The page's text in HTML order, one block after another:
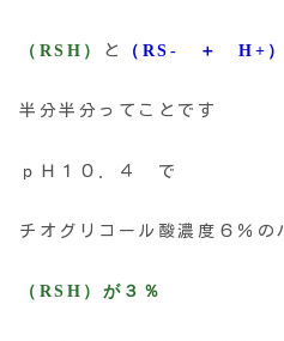
（RSH） と （RS- ＋ H+）
半分半分ってことです
ｐＨ１０．４ で
チオグリコール酸濃度６％の
（RSH）が３％